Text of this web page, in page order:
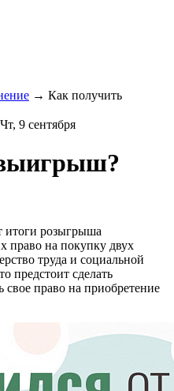
→ Как получить
9 сентября
итоги розыгрыша
право на покупку двух
труда и социальной
предстоит сделать
свое право на приобретение